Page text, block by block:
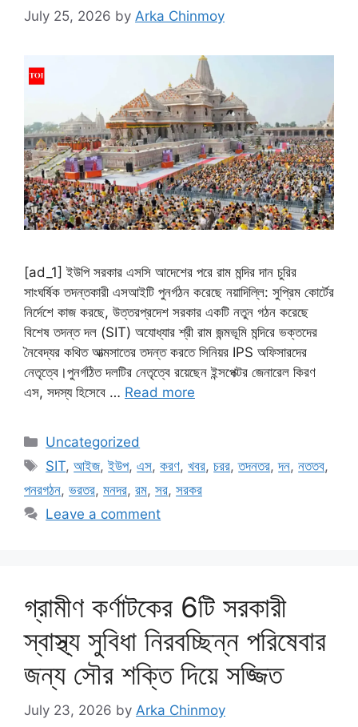
July 25, 2026 by Arka Chinmoy
[ad_1] ইউপি সরকার এসসি আদেশের পরে রাম মন্দির দান চুরির
সাংঘর্ষিক তদন্তকারী এসআইটি পুনর্গঠন করেছে নয়াদিল্লি: সুপ্রিম কোর্টের
নির্দেশে কাজ করছে, উত্তরপ্রদেশ সরকার একটি নতুন গঠন করেছে
বিশেষ তদন্ত দল (SIT) অযোধ্যার শ্রী রাম জন্মভূমি মন্দিরে ভক্তদের
নৈবেদ্যর কথিত আত্মসাতের তদন্ত করতে সিনিয়র IPS অফিসারদের
নেতৃত্বে।পুনর্গঠিত দলটির নেতৃত্বে রয়েছেন ইন্সপেক্টর জেনারেল কিরণ
এস, সদস্য হিসেবে … Read more
Categories
Uncategorized
Tags
SIT,আইজ,ইউপ,এস,করণ,খবর,চরর,তদনতর,দন,নততব,
পনরগঠন, ভরতর, মনদর, রম, সর, সরকর
Leave a comment
গ্রামীণ কর্ণাটকের 6টি সরকারী
স্বাস্থ্য সুবিধা নিরবচ্ছিন্ন পরিষেবার
জন্য সৌর শক্তি দিয়ে সজ্জিত
July 23, 2026 by Arka Chinmoy